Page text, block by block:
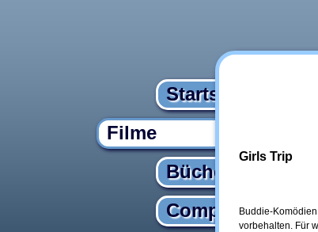
Startseite
Filme
Bücher
Computer
Girls Trip
Buddie-
vorbehalten. Für